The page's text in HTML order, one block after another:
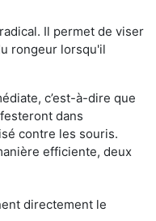
Il permet de viser
rongeur lorsqu'il
c’est-à-dire que
dans
contre les souris.
efficiente, deux
directement le